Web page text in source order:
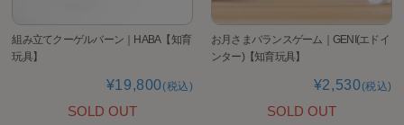
組み立てクーゲルバーン｜HABA【知育
玩具】
¥19,800(税込)
SOLD OUT
お月さまバランスゲーム｜GENI(エドイ
ンター)【知育玩具】
¥2,530(税込)
SOLD OUT